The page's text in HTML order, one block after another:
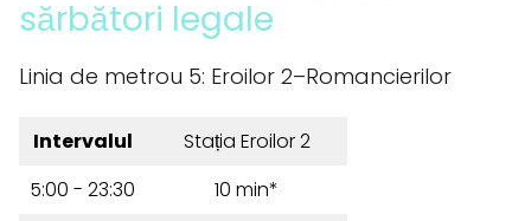
sărbători legale
Linia de metrou 5: Eroilor 2–Romancierilor
Intervalul
Stația Eroilor 2
5:00 - 23:30
10 min*